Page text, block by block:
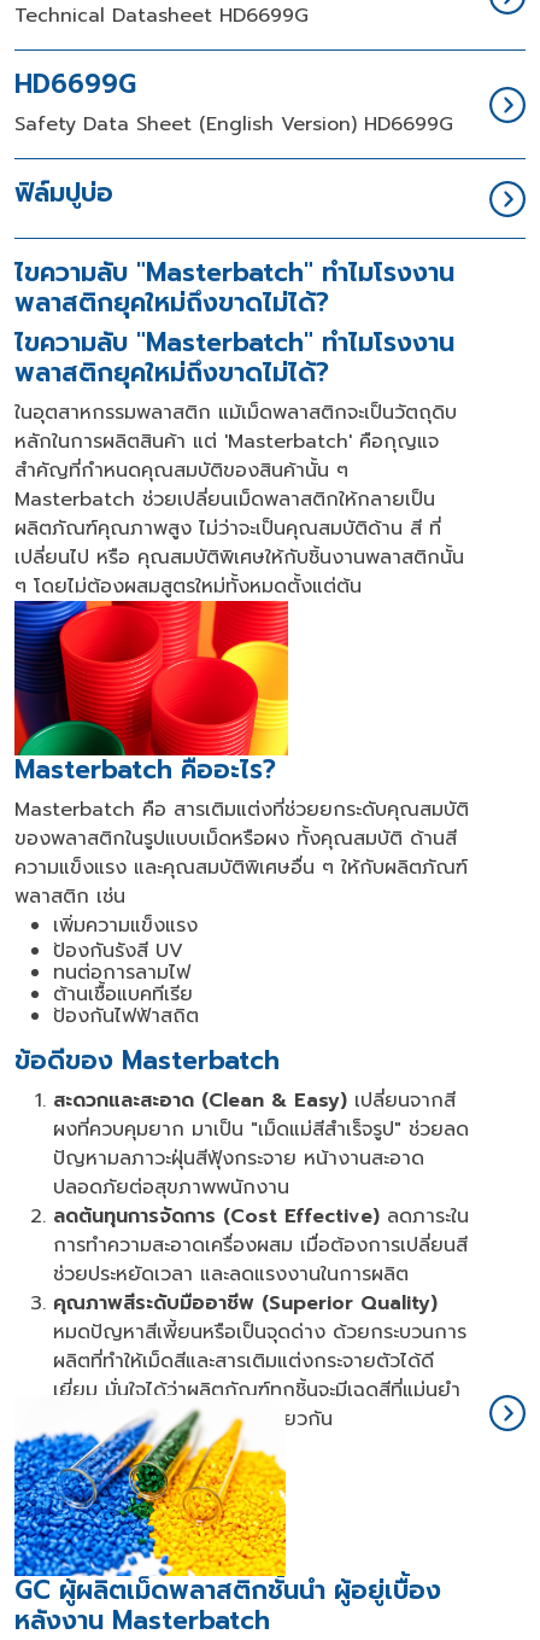
Technical Datasheet HD6699G
HD6699G
Safety Data Sheet (English Version) HD6699G
ฟิล์มปูบ่อ
ไขความลับ "Masterbatch" ทำไมโรงงาน
พลาสติกยุคใหม่ถึงขาดไม่ได้?
ไขความลับ "Masterbatch" ทำไมโรงงาน
พลาสติกยุคใหม่ถึงขาดไม่ได้?
ในอุตสาหกรรมพลาสติก แม้เม็ดพลาสติกจะเป็นวัตถุดิบ
หลักในการผลิตสินค้า แต่ 'Masterbatch' คือกุญแจ
สำคัญที่กำหนดคุณสมบัติของสินค้านั้น ๆ
Masterbatch ช่วยเปลี่ยนเม็ดพลาสติกให้กลายเป็น
ผลิตภัณฑ์คุณภาพสูง ไม่ว่าจะเป็นคุณสมบัติด้าน สี ที่
เปลี่ยนไป หรือ คุณสมบัติพิเศษให้กับชิ้นงานพลาสติกนั้น
ๆ โดยไม่ต้องผสมสูตรใหม่ทั้งหมดตั้งแต่ต้น
Masterbatch คืออะไร?
Masterbatch คือ สารเติมแต่งที่ช่วยยกระดับคุณสมบัติ
ของพลาสติกในรูปแบบเม็ดหรือผง ทั้งคุณสมบัติ ด้านสี
ความแข็งแรง และคุณสมบัติพิเศษอื่น ๆ ให้กับผลิตภัณฑ์
พลาสติก เช่น
เพิ่มความแข็งแรง
ป้องกันรังสี UV
ทนต่อการลามไฟ
ต้านเชื้อแบคทีเรีย
ป้องกันไฟฟ้าสถิต
ข้อดีของ Masterbatch
สะดวกและสะอาด (Clean & Easy) เปลี่ยนจากสี
ผงที่ควบคุมยาก มาเป็น "เม็ดแม่สีสำเร็จรูป" ช่วยลด
ปัญหามลภาวะฝุ่นสีฟุ้งกระจาย หน้างานสะอาด
ปลอดภัยต่อสุขภาพพนักงาน
ลดต้นทุนการจัดการ (Cost Effective) ลดภาระใน
การทำความสะอาดเครื่องผสม เมื่อต้องการเปลี่ยนสี
ช่วยประหยัดเวลา และลดแรงงานในการผลิต
คุณภาพสีระดับมืออาชีพ (Superior Quality)
หมดปัญหาสีเพี้ยนหรือเป็นจุดด่าง ด้วยกระบวนการ
ผลิตที่ทำให้เม็ดสีและสารเติมแต่งกระจายตัวได้ดี
เยี่ยม มั่นใจได้ว่าผลิตภัณฑ์ทุกชิ้นจะมีเฉดสีที่แม่นยำ
สม่ำเสมอ และได้มาตรฐานเดียวกัน
GC ผู้ผลิตเม็ดพลาสติกชั้นนำ ผู้อยู่เบื้อง
หลังงาน Masterbatch